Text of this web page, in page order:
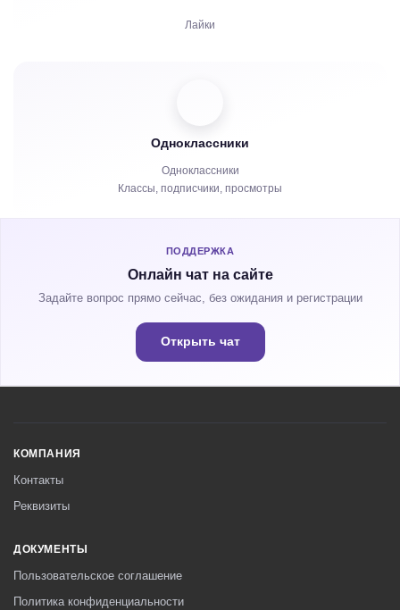
Лайки
Репосты
Часы просмотров
Одноклассники
Одноклассники
Классы, подписчики, просмотры
ПОДДЕРЖКА
Онлайн чат на сайте
Задайте вопрос прямо сейчас, без ожидания и регистрации
Открыть чат
КОМПАНИЯ
Контакты
Реквизиты
ДОКУМЕНТЫ
Пользовательское соглашение
Политика конфиденциальности